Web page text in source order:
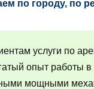
по городу, по
услуги по
опыт работы
мощными